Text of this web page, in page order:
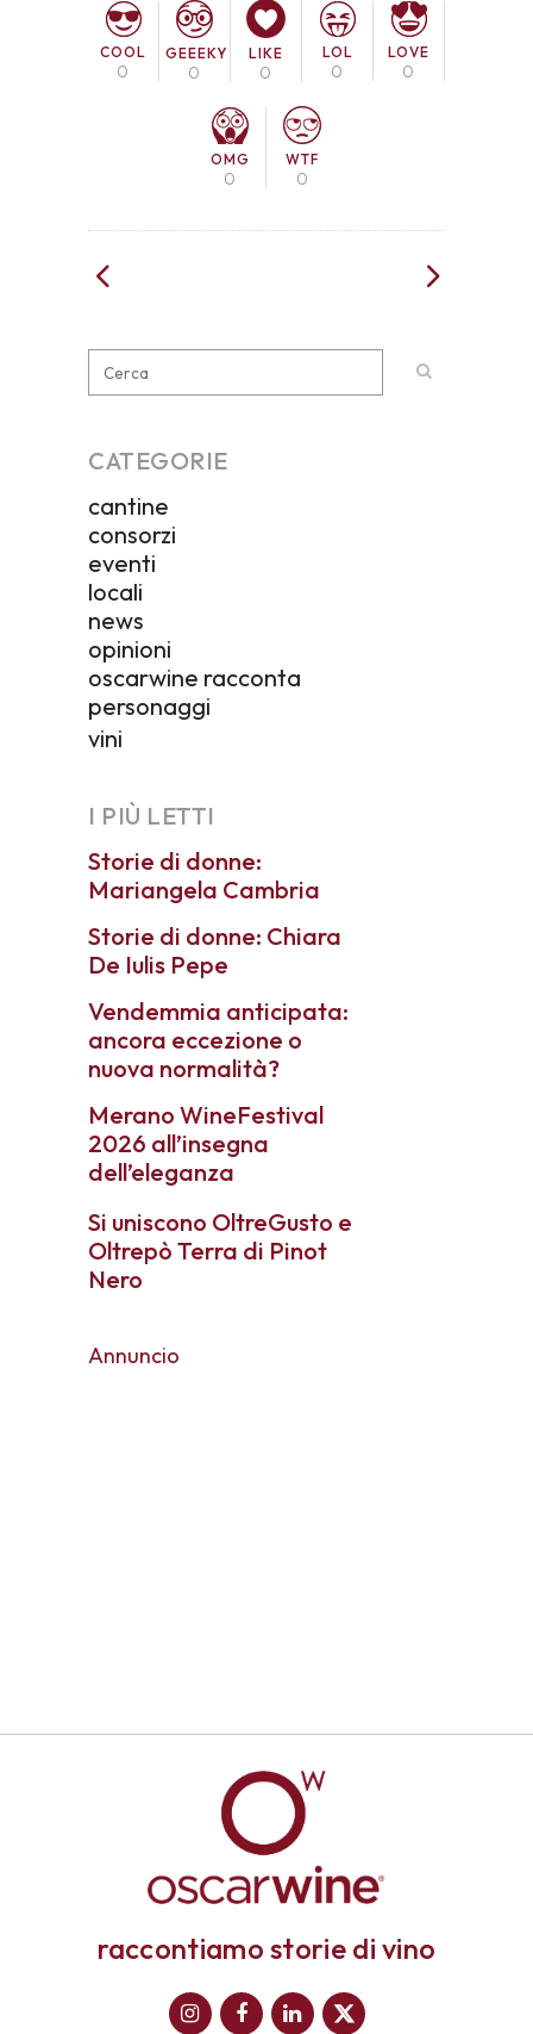
COOL
0
GEEEKY
0
LIKE
0
LOL
0
LOVE
0
OMG
0
WTF
0
CATEGORIE
cantine
consorzi
eventi
locali
news
opinioni
oscarwine racconta
personaggi
vini
I PIÙ LETTI
Storie di donne:
Mariangela Cambria
Storie di donne: Chiara
De Iulis Pepe
Vendemmia anticipata:
ancora eccezione o
nuova normalità?
Merano WineFestival
2026 all’insegna
dell’eleganza
Si uniscono OltreGusto e
Oltrepò Terra di Pinot
Nero
Annuncio
raccontiamo storie di vino